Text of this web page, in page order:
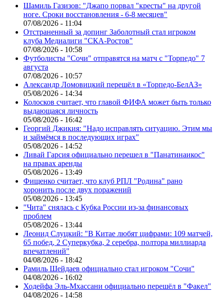
Шамиль Газизов: "Джапо порвал "кресты" на другой
ноге. Сроки восстановления - 6-8 месяцев"
07/08/2026 - 11:04
Отстраненный за допинг Заболотный стал игроком
клуба Медиалиги "СКА-Ростов"
07/08/2026 - 10:58
Футболисты "Сочи" отправятся на матч с "Торпедо" 7
августа
07/08/2026 - 10:57
Александр Ломовицкий перешёл в «Торпедо-БелАЗ»
05/08/2026 - 14:34
Колосков считает, что главой ФИФА может быть только
выдающаяся личность
05/08/2026 - 16:42
Георгий Джикия: "Надо исправлять ситуацию. Этим мы
и займёмся в последующих играх"
05/08/2026 - 14:52
Ливай Гарсия официально перешел в "Панатинаикос"
на правах аренды
05/08/2026 - 13:49
Фищенко считает, что клуб РПЛ "Родина" рано
хоронить после двух поражений
05/08/2026 - 13:45
"Чита" снялась с Кубка России из-за финансовых
проблем
05/08/2026 - 13:44
Леонид Слуцкий: "В Китае любят цифрами: 109 матчей,
65 побед, 2 Суперкубка, 2 серебра, полтора миллиарда
впечатлений"
04/08/2026 - 18:42
Рамиль Шейдаев официально стал игроком "Сочи"
04/08/2026 - 16:02
Ходейфа Эль-Мхассани официально перешёл в "Факел"
04/08/2026 - 14:58